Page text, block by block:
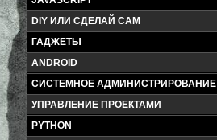
DIY ИЛИ СДЕЛАЙ САМ
ГАДЖЕТЫ
ANDROID
СИСТЕМНОЕ АДМИНИСТРИРОВАНИЕ
УПРАВЛЕНИЕ ПРОЕКТАМИ
PYTHON